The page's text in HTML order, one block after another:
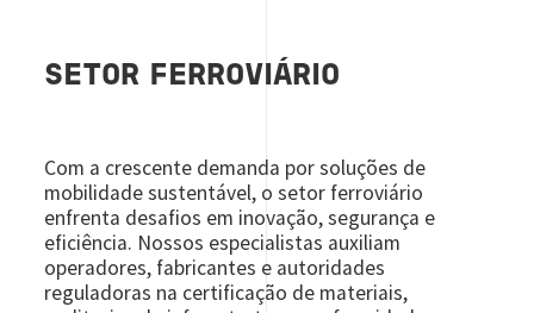
SETOR FERROVIÁRIO
Com a crescente demanda por soluções de
mobilidade sustentável, o setor ferroviário
enfrenta desafios em inovação, segurança e
eficiência. Nossos especialistas auxiliam
operadores, fabricantes e autoridades
reguladoras na certificação de materiais,